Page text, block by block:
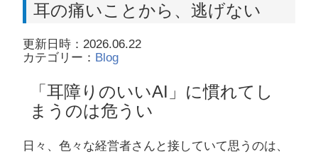
耳の痛いことから、逃げない
更新日時：2026.06.22
カテゴリー： Blog
「耳障りのいいAI」に慣れてし
まうのは危うい
日々、色々な経営者さんと接していて思うのは、